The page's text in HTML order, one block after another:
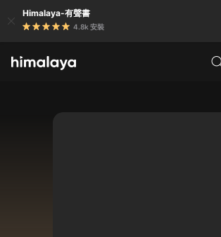
Himalaya-有聲書
4.8k 安裝